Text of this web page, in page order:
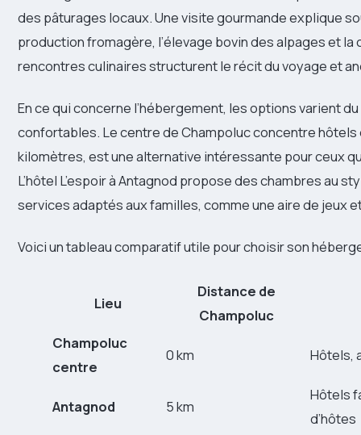
des pâturages locaux. Une visite gourmande explique
production fromagère, l’élevage bovin des alpages et
rencontres culinaires structurent le récit du voyage et
En ce qui concerne l’hébergement, les options varient
confortables. Le centre de Champoluc concentre hôtels
kilomètres, est une alternative intéressante pour ceux
L’hôtel L’espoir à Antagnod propose des chambres au
services adaptés aux familles, comme une aire de jeux
Voici un tableau comparatif utile pour choisir son
Lieu
Distance de
Champoluc
Champoluc
centre
0 km Hôtels,
Antagnod 5 km
Hôtels
d’hôtes